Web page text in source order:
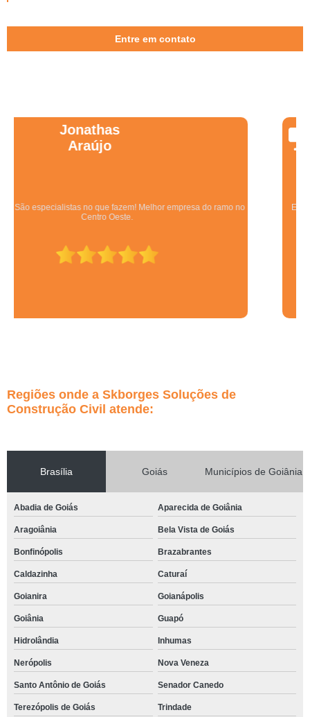
Entre em contato
Wanessa
Equipe qualificada, atendimento muito pontual e de forma organizada.
Preza pela qualidade, bom gosto e preço justo.
Regiões onde a Skborges Soluções de
Construção Civil atende:
Brasília Goiás Municípios de Goiânia
Abadia de Goiás Aparecida de Goiânia
Aragoiânia Bela Vista de Goiás
Bonfinópolis Brazabrantes
Caldazinha Caturaí
Goianira Goianápolis
Goiânia Guapó
Hidrolândia Inhumas
Nerópolis Nova Veneza
Santo Antônio de Goiás Senador Canedo
Terezópolis de Goiás
Trindade